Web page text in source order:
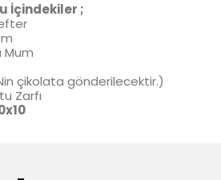
İçindekiler ;
Mum
çikolata gönderilecektir.)
Zarfı